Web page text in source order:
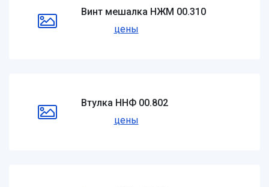
Винт мешалка НЖМ 00.310
цены
Втулка ННФ 00.802
цены